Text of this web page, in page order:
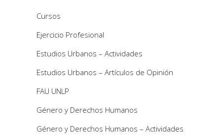
Cursos
Ejercicio Profesional
Estudios Urbanos – Actividades
Estudios Urbanos – Artículos de Opinión
FAU UNLP
Género y Derechos Humanos
Género y Derechos Humanos – Actividades